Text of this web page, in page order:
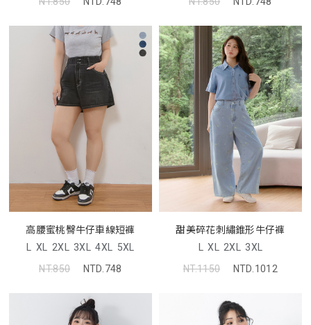
高腰蜜桃臀牛仔車線短褲
L XL 2XL 3XL 4XL 5XL
NT.850
NTD.748
甜美碎花刺繡錐形牛仔褲
L XL 2XL 3XL
NT.1150
NTD.1012